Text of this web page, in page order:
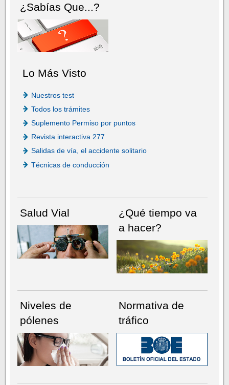
¿Sabías Que...?
Lo Más Visto
Nuestros test
Todos los trámites
Suplemento Permiso por puntos
Revista interactiva 277
Salidas de vía, el accidente solitario
Técnicas de conducción
Salud Vial
¿Qué tiempo va
a hacer?
Niveles de
pólenes
Normativa de
tráfico